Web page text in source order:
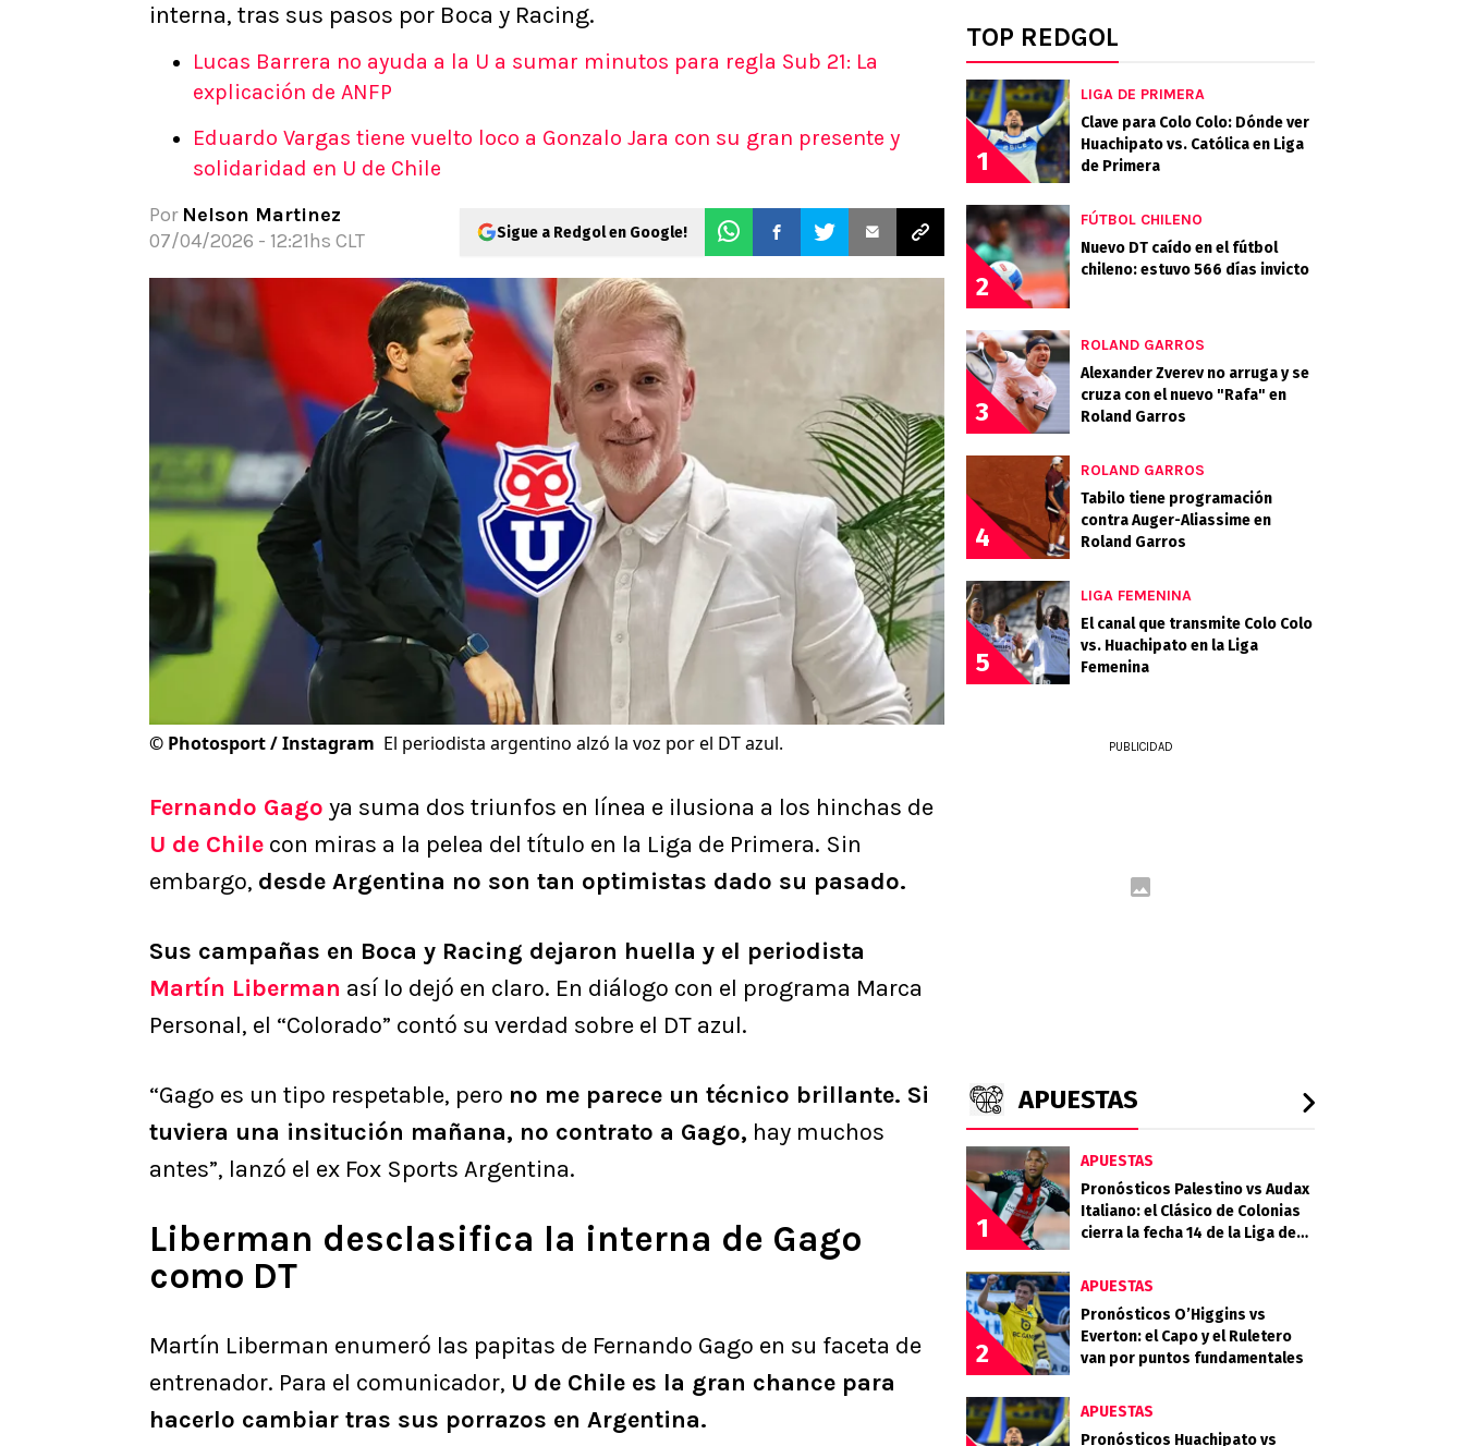
Apuesta del día
interna, tras sus pasos por Boca y Racing.
Lucas Barrera no ayuda a la U a sumar minutos para regla Sub 21: La
explicación de ANFP
Eduardo Vargas tiene vuelto loco a Gonzalo Jara con su gran presente y
solidaridad en U de Chile
Por Nelson Martinez
07/04/2026 - 12:21hs CLT
Sigue a Redgol en Google!
© Photosport / Instagram El periodista argentino alzó la voz por el DT azul.
Fernando Gago ya suma dos triunfos en línea e ilusiona a los hinchas de
U de Chile con miras a la pelea del título en la Liga de Primera. Sin
embargo, desde Argentina no son tan optimistas dado su pasado.
Sus campañas en Boca y Racing dejaron huella y el periodista
Martín Liberman así lo dejó en claro. En diálogo con el programa Marca
Personal, el “Colorado” contó su verdad sobre el DT azul.
“Gago es un tipo respetable, pero no me parece un técnico brillante. Si
tuviera una insitución mañana, no contrato a Gago, hay muchos
antes”, lanzó el ex Fox Sports Argentina.
Liberman desclasifica la interna de Gago
como DT
Martín Liberman enumeró las papitas de Fernando Gago en su faceta de
entrenador. Para el comunicador, U de Chile es la gran chance para
hacerlo cambiar tras sus porrazos en Argentina.
TOP REDGOL
1
LIGA DE PRIMERA
Clave para Colo Colo: Dónde ver
Huachipato vs. Católica en Liga
de Primera
2
FÚTBOL CHILENO
Nuevo DT caído en el fútbol
chileno: estuvo 566 días invicto
3
ROLAND GARROS
Alexander Zverev no arruga y se
cruza con el nuevo "Rafa" en
Roland Garros
4
ROLAND GARROS
Tabilo tiene programación
contra Auger-Aliassime en
Roland Garros
5
LIGA FEMENINA
El canal que transmite Colo Colo
vs. Huachipato en la Liga
Femenina
PUBLICIDAD
APUESTAS
1
APUESTAS
Pronósticos Palestino vs Audax
Italiano: el Clásico de Colonias
cierra la fecha 14 de la Liga de
2
APUESTAS
Pronósticos O’Higgins vs
Everton: el Capo y el Ruletero
van por puntos fundamentales
APUESTAS
Pronósticos Huachipato vs